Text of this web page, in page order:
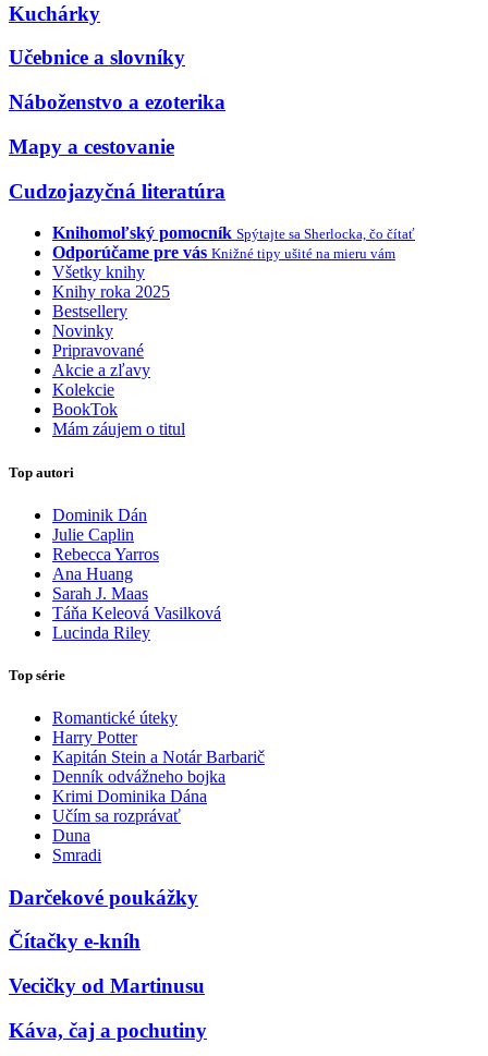
Kuchárky
Učebnice a slovníky
Náboženstvo a ezoterika
Mapy a cestovanie
Cudzojazyčná literatúra
Knihomoľský pomocník Spýtajte sa Sherlocka, čo čítať
Odporúčame pre vás Knižné tipy ušité na mieru vám
Všetky knihy
Knihy roka 2025
Bestsellery
Novinky
Pripravované
Akcie a zľavy
Kolekcie
BookTok
Mám záujem o titul
Top autori
Dominik Dán
Julie Caplin
Rebecca Yarros
Ana Huang
Sarah J. Maas
Táňa Keleová Vasilková
Lucinda Riley
Top série
Romantické úteky
Harry Potter
Kapitán Stein a Notár Barbarič
Denník odvážneho bojka
Krimi Dominika Dána
Učím sa rozprávať
Duna
Smradi
Darčekové poukážky
Čítačky e-kníh
Vecičky od Martinusu
Káva, čaj a pochutiny